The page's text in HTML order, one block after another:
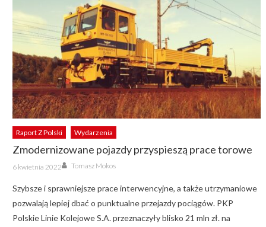
Raport Z Polski Wydarzenia
Zmodernizowane pojazdy przyspieszą prace torowe
Posted
on
6 kwietnia 2022 Author
Tomasz Mokos
Szybsze i sprawniejsze prace interwencyjne, a także utrzymaniowe
pozwalają lepiej dbać o punktualne przejazdy pociągów. PKP
Polskie Linie Kolejowe S.A. przeznaczyły blisko 21 mln zł. na